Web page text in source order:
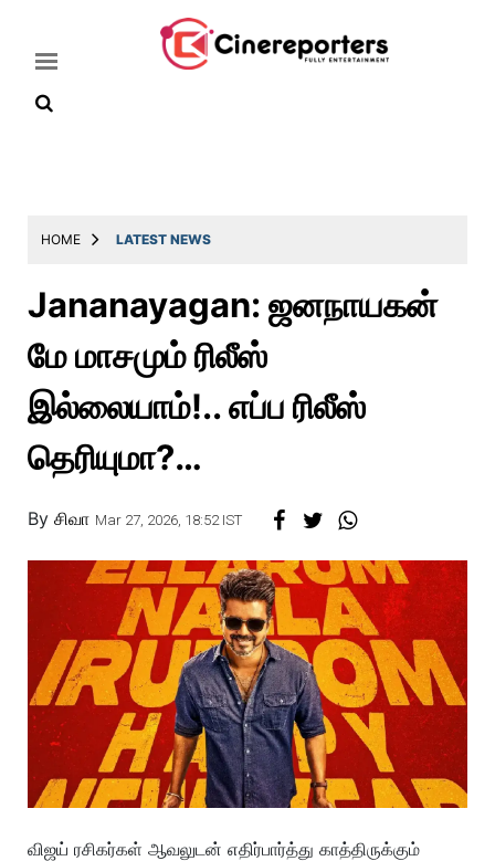
Latest
Throwback
Television
Reviews
Photos
Story
HOME LATEST NEWS
Jananayagan: ஜனநாயகன்
மே மாசமும் ரிலீஸ்
இல்லையாம்!.. எப்ப ரிலீஸ்
தெரியுமா?…
By சிவா Mar 27, 2026, 18:52 IST
விஜய் ரசிகர்கள் ஆவலுடன் எதிர்பார்த்து காத்திருக்கும்